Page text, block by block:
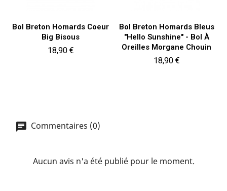
Bol Breton Homards Coeur
Big Bisous
Prix
18,90 €
Bol Breton Homards Bleus
"Hello Sunshine" - Bol À
Oreilles Morgane Chouin
Prix
18,90 €
Commentaires (0)
Aucun avis n'a été publié pour le moment.